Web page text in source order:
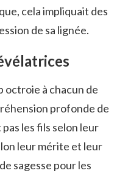
cela impliquait des
de sa lignée.
octroie à chacun de
profonde de
les fils selon leur
leur mérite et leur
sagesse pour les